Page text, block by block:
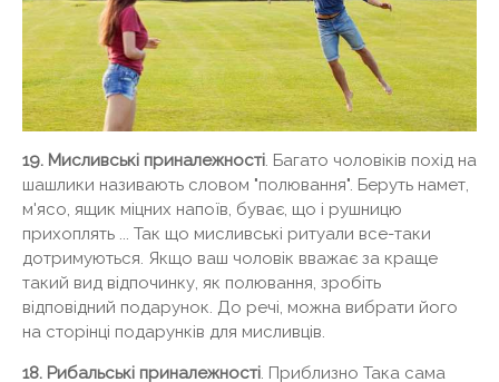
19. Мисливські приналежності . Багато чоловіків похід на
шашлики називають словом "полювання". Беруть намет,
м'ясо, ящик міцних напоїв, буває, що і рушницю
прихоплять ... Так що мисливські ритуали все-таки
дотримуються. Якщо ваш чоловік вважає за краще
такий вид відпочинку, як полювання, зробіть
відповідний подарунок. До речі, можна вибрати його
на сторінці подарунків для мисливців.
18. Рибальські приналежності . Приблизно Така сама